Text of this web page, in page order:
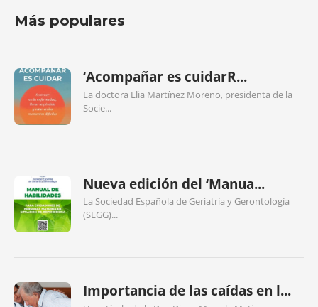
Más populares
‘Acompañar es cuidarR...
La doctora Elia Martínez Moreno, presidenta de la
Socie...
Nueva edición del ‘Manua...
La Sociedad Española de Geriatría y Gerontología
(SEGG)...
Importancia de las caídas en l...